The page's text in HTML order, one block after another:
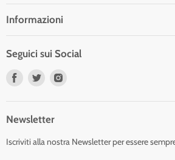
Informazioni
Seguici sui Social
Trovaci
Trovaci
Newsletter
Iscriviti alla nostra Newsletter per essere